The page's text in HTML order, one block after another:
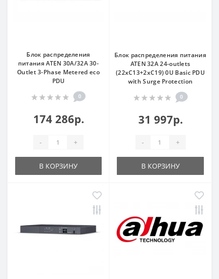
Блок распределения
питания ATEN 30A/32A 30-
Outlet 3-Phase Metered eco
PDU
0
174 286р.
- +
В КОРЗИНУ
Блок распределения питания
ATEN 32A 24-outlets
(22xC13+2xC19) 0U Basic PDU
with Surge Protection
0
31 997р.
- +
В КОРЗИНУ